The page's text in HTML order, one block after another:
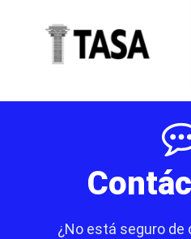
¿No está seguro de